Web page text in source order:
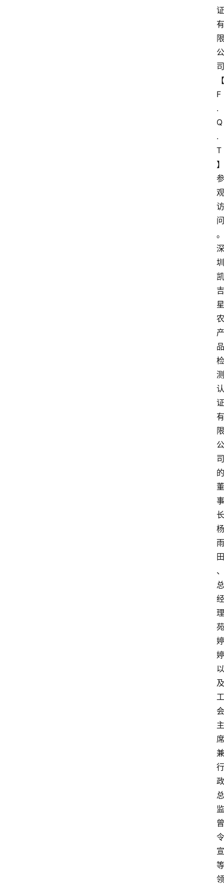
证
有
限
公
司
【
F
.
Q
.
T
】
参
观
访
问
。
深
圳
凯
吉
星
农
产
品
检
测
认
证
有
限
公
司
的
董
事
长
杨
雨
田
、
总
经
理
苑
婷
婷
以
及
工
会
主
席
兼
行
政
总
监
曾
令
宣
等
领